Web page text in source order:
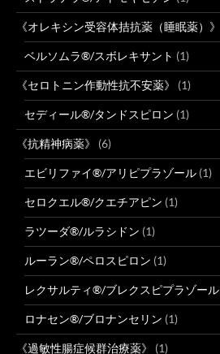
《オレキシン受容体拮抗薬（睡眠薬）》
ベルソムラ®/スボレキサント (1)
《セロトニン作動性抗不安薬》 (1)
セディール®/タンドスピロン (1)
《抗精神病薬》 (6)
エビリファイ®/アリピプラゾール (1)
セロクエル®/クエチアピン (1)
ラツーダ®/ルラシドン (1)
ルーラン®/ペロスピロン (1)
レクサルティ®/ブレクスピプラゾール
ロナセン®/ブロナンセリン (1)
《過敏性腸症候群治療薬》 (1)